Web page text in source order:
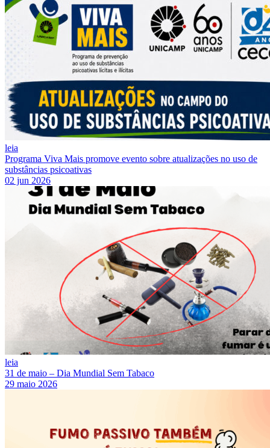
leia
Programa Viva Mais promove evento sobre atualizações no uso de
substâncias psicoativas
02 jun 2026
leia
31 de maio – Dia Mundial Sem Tabaco
29 maio 2026